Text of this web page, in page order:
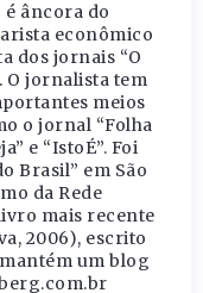
âncora do
econômico
dos jornais “O
O jornalista tem
meios
o jornal “Folha
e “IstoÉ”. Foi
Brasil” em São
da Rede
mais recente
2006), escrito
um blog